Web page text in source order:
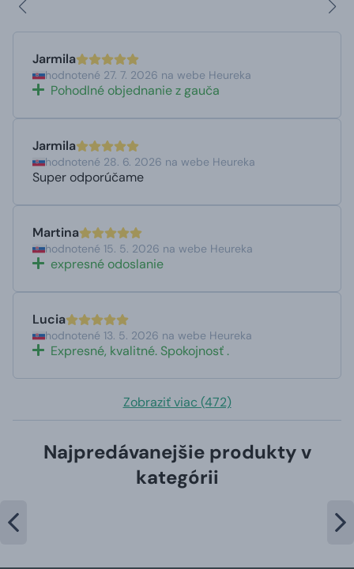
Jarmila
hodnotené 27. 7. 2026 na webe Heureka
Pohodlné objednanie z gauča
Jarmila
hodnotené 28. 6. 2026 na webe Heureka
Super odporúčame
Martina
hodnotené 15. 5. 2026 na webe Heureka
expresné odoslanie
Lucia
hodnotené 13. 5. 2026 na webe Heureka
Expresné, kvalitné. Spokojnosť .
Zobraziť viac (472)
Najpredávanejšie produkty v
kategórii